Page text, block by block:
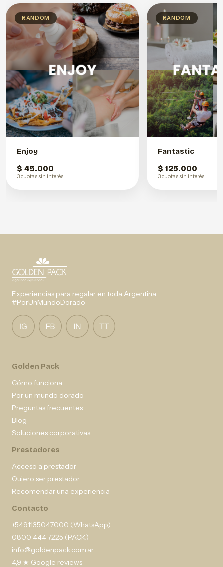
RANDOM
Enjoy
$ 45.000
3 cuotas sin interés
RANDOM
Fantastic
$ 125.000
3 cuotas sin interés
Experiencias para regalar en toda Argentina.
#PorUnMundoDorado
Golden Pack
Cómo funciona
Por un mundo dorado
Preguntas frecuentes
Blog
Soluciones corporativas
Prestadores
Acceso a prestador
Quiero ser prestador
Recomendar una experiencia
Contacto
+5491135047000 (WhatsApp)
0800 444 7225 (PACK)
info@goldenpack.com.ar
4,9 ★ Google reviews